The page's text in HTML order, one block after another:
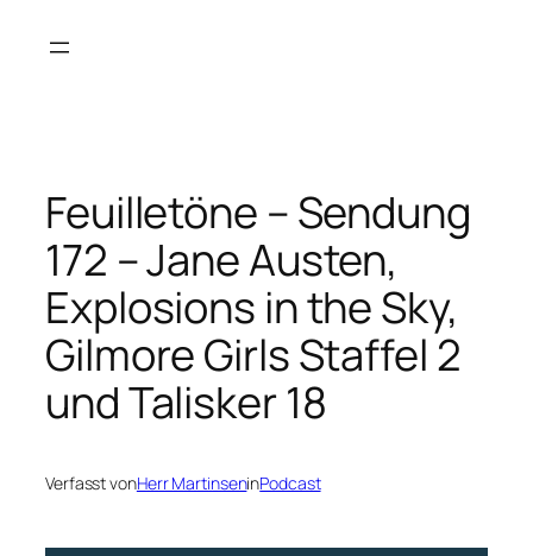
Inhalt
Feuilletöne – Sendung
172 – Jane Austen,
Explosions in the Sky,
Gilmore Girls Staffel 2
und Talisker 18
Verfasst vonHerr MartinseninPodcast